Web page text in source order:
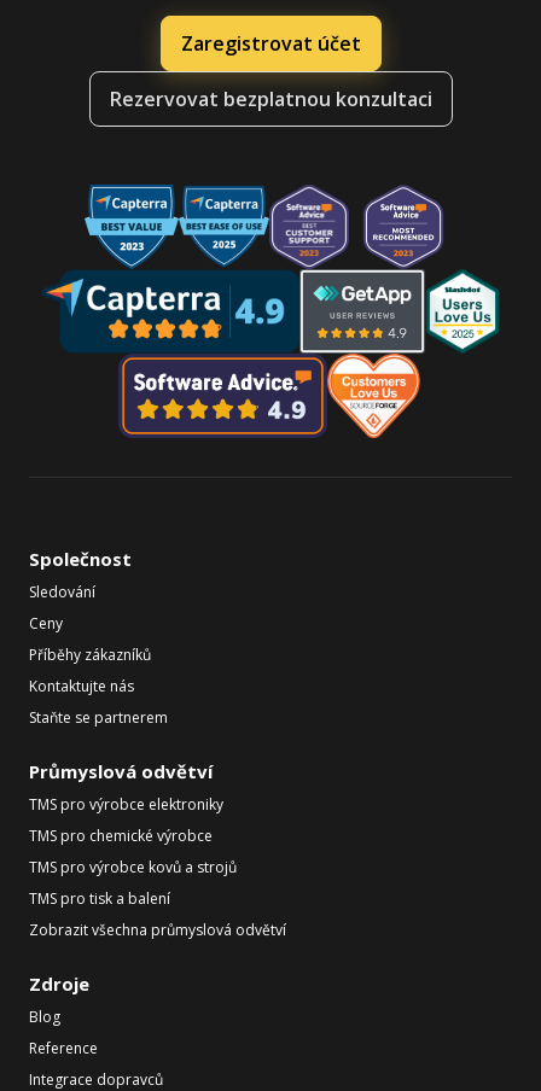
Zaregistrovat účet
Rezervovat bezplatnou konzultaci
Společnost
Sledování
Ceny
Příběhy zákazníků
Kontaktujte nás
Staňte se partnerem
Průmyslová odvětví
TMS pro výrobce elektroniky
TMS pro chemické výrobce
TMS pro výrobce kovů a strojů
TMS pro tisk a balení
Zobrazit všechna průmyslová odvětví
Zdroje
Blog
Reference
Integrace dopravců